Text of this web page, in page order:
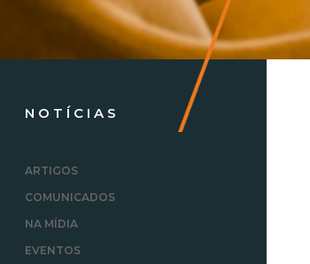
NOTÍCIAS
ARTIGOS
COMUNICADOS
NA MÍDIA
EVENTOS